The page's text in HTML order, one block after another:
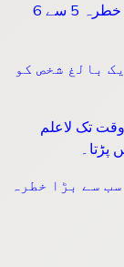
پاکستانی مردوں میں ٹائپ 2 ذیابیطس ہونے کا خطرہ 5 سے 6
بالغ شخص کو
تک لاعلم
پڑتا۔
سے بڑا خطرہ